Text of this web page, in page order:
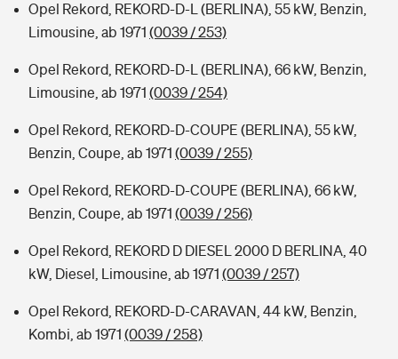
Opel Rekord, REKORD-D-L (BERLINA), 55 kW, Benzin,
Limousine, ab 1971 (0039 / 253)
Opel Rekord, REKORD-D-L (BERLINA), 66 kW, Benzin,
Limousine, ab 1971 (0039 / 254)
Opel Rekord, REKORD-D-COUPE (BERLINA), 55 kW,
Benzin, Coupe, ab 1971 (0039 / 255)
Opel Rekord, REKORD-D-COUPE (BERLINA), 66 kW,
Benzin, Coupe, ab 1971 (0039 / 256)
Opel Rekord, REKORD D DIESEL 2000 D BERLINA, 40
kW, Diesel, Limousine, ab 1971 (0039 / 257)
Opel Rekord, REKORD-D-CARAVAN, 44 kW, Benzin,
Kombi, ab 1971 (0039 / 258)